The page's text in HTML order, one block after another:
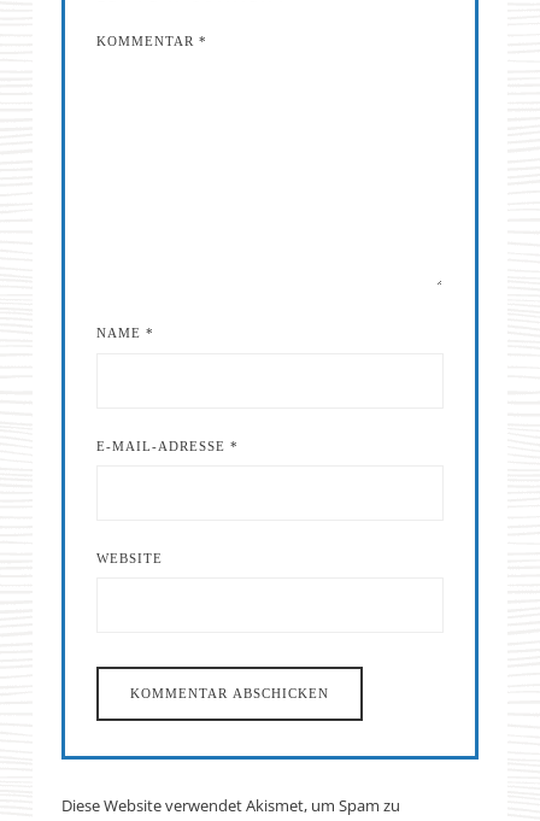
KOMMENTAR *
NAME *
E-MAIL-ADRESSE *
WEBSITE
Diese Website verwendet Akismet, um Spam zu